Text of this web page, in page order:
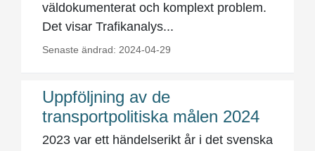
väldokumenterat och komplext problem.
Det visar Trafikanalys...
Senaste ändrad: 2024-04-29
Uppföljning av de
transportpolitiska målen 2024
2023 var ett händelserikt år i det svenska